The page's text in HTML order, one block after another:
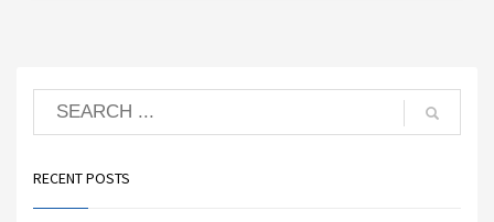
RECENT POSTS